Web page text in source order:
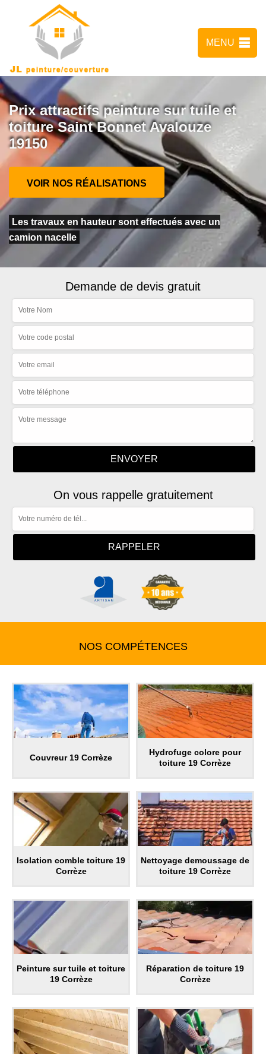
MENU
Prix attractifs peinture sur tuile et
toiture Saint Bonnet Avalouze
19150
VOIR NOS RÉALISATIONS
Les travaux en hauteur sont effectués avec un
camion nacelle
Demande de devis gratuit
On vous rappelle gratuitement
NOS COMPÉTENCES
Couvreur 19 Corrèze
Hydrofuge colore pour
toiture 19 Corrèze
Isolation comble toiture 19
Corrèze
Nettoyage demoussage de
toiture 19 Corrèze
Peinture sur tuile et toiture
19 Corrèze
Réparation de toiture 19
Corrèze